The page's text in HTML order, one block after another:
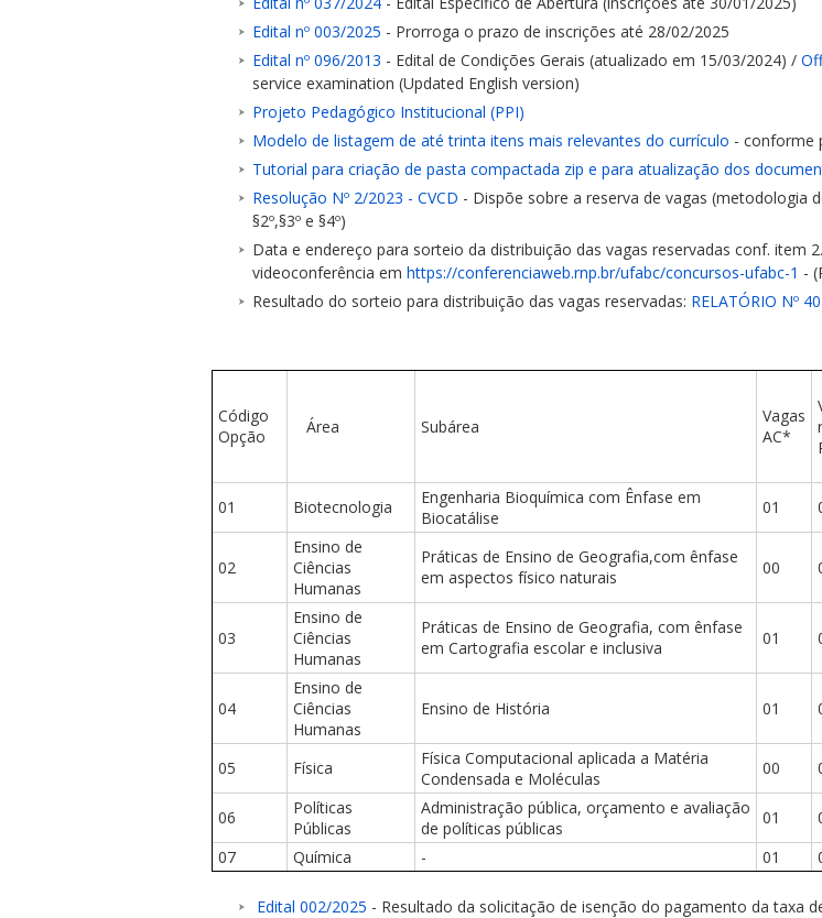
Edital nº 003/2025 - Prorroga o prazo de inscrições até 28/02/2025
Edital nº 096/2013 - Edital de Condições Gerais (atualizado em 15/03/2024) /
service examination (Updated English version)
Projeto Pedagógico Institucional (PPI)
Modelo de listagem de até trinta itens mais relevantes do currículo - conforme
Tutorial para criação de pasta compactada zip e para atualização dos
Resolução Nº 2/2023 - CVCD - Dispõe sobre a reserva de vagas (metodologia
§2º,§3º e §4º)
Data e endereço para sorteio da distribuição das vagas reservadas conf. item
videoconferência em https://conferenciaweb.rnp.br/ufabc/concursos-ufabc-1 -
Resultado do sorteio para distribuição das vagas reservadas: RELATÓRIO Nº
Código
Opção
Área Subárea
Vagas
AC*
01
Biotecnologia
Engenharia Bioquímica com Ênfase em
Biocatálise
01
02
Ensino de
Ciências
Humanas
Práticas de Ensino de Geografia,com ênfase
em aspectos físico naturais
00
03
Ensino de
Ciências
Humanas
Práticas de Ensino de Geografia, com ênfase
em Cartografia escolar e inclusiva
01
04
Ensino de
Ciências
Humanas
Ensino de História 01
05 Física
Física Computacional aplicada a Matéria
Condensada e Moléculas
00
06
Políticas
Públicas
Administração pública, orçamento e avaliação
de políticas públicas
01
07
Química - 01
Edital 002/2025 - Resultado da solicitação de isenção do pagamento da taxa